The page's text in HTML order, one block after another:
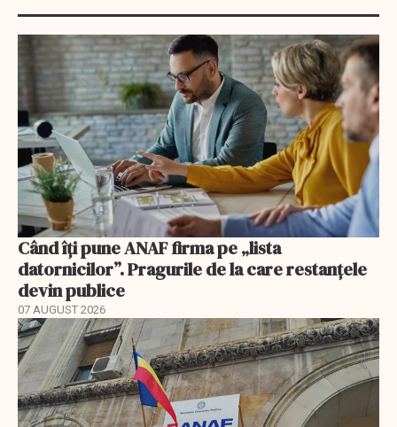
Când îți pune ANAF firma pe „lista
datornicilor”. Pragurile de la care restanțele
devin publice
07 AUGUST 2026